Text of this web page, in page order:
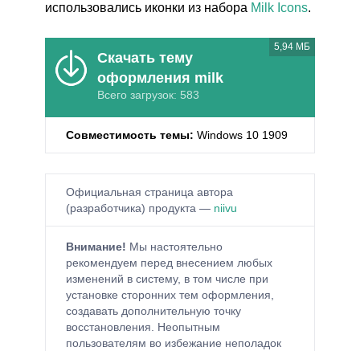
использовались иконки из набора Milk Icons.
Скачать тему
оформления milk
Всего загрузок: 583
5,94 МБ
Совместимость темы: Windows 10 1909
Официальная страница автора
(разработчика) продукта — niivu
Внимание! Мы настоятельно
рекомендуем перед внесением любых
изменений в систему, в том числе при
установке сторонних тем оформления,
создавать дополнительную точку
восстановления. Неопытным
пользователям во избежание неполадок